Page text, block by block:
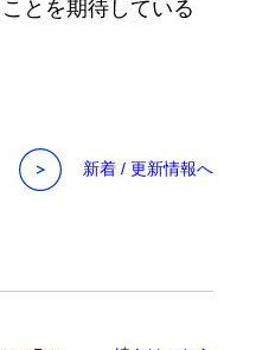
とを期待している
新着 / 更新情報へ